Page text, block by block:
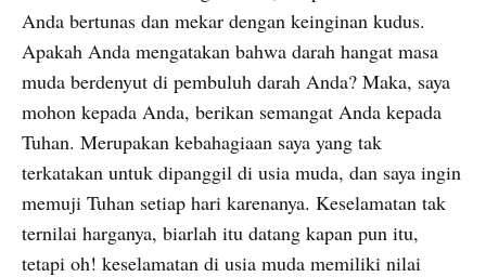
Anda bertunas dan mekar dengan keinginan kudus.
Apakah Anda mengatakan bahwa darah hangat masa
muda berdenyut di pembuluh darah Anda? Maka, saya
mohon kepada Anda, berikan semangat Anda kepada
Tuhan. Merupakan kebahagiaan saya yang tak
terkatakan untuk dipanggil di usia muda, dan saya ingin
memuji Tuhan setiap hari karenanya. Keselamatan tak
ternilai harganya, biarlah itu datang kapan pun itu,
tetapi oh! keselamatan di usia muda memiliki nilai